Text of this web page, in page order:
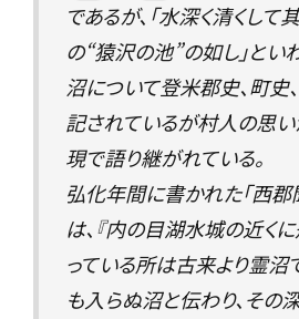
であるが、「水深く清くして
の“猿沢の池”の如し」とい
沼について登米郡史、町史
記されているが村人の思
現で語り継がれている。
弘化年間に書かれた「西郡
は、『内の目湖水城の近く
っている所は古来より霊沼
も入らぬ沼と伝わり、その